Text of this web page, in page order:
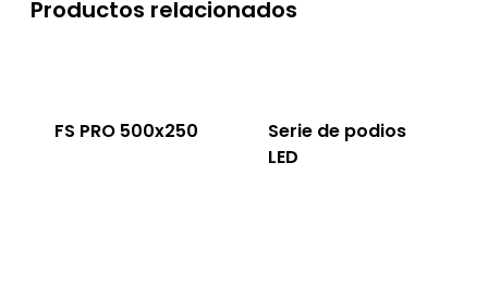
Productos relacionados
FS PRO 500x250
Serie de podios
LED